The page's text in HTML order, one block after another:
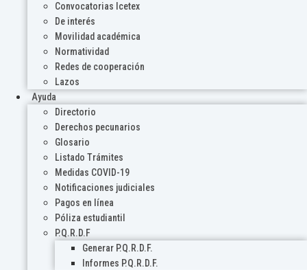
Convocatorias Icetex
De interés
Movilidad académica
Normatividad
Redes de cooperación
Lazos
Ayuda
Directorio
Derechos pecunarios
Glosario
Listado Trámites
Medidas COVID-19
Notificaciones judiciales
Pagos en línea
Póliza estudiantil
P.Q.R.D.F
Generar P.Q.R.D.F.
Informes P.Q.R.D.F.